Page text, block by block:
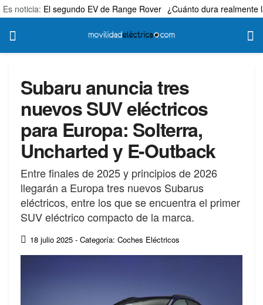
Es noticia: El segundo EV de Range Rover ¿Cuánto dura realmente
Subaru anuncia tres
nuevos SUV eléctricos
para Europa: Solterra,
Uncharted y E-Outback
Entre finales de 2025 y principios de 2026
llegarán a Europa tres nuevos Subarus
eléctricos, entre los que se encuentra el primer
SUV eléctrico compacto de la marca.
18 julio 2025 - Categoría: Coches Eléctricos